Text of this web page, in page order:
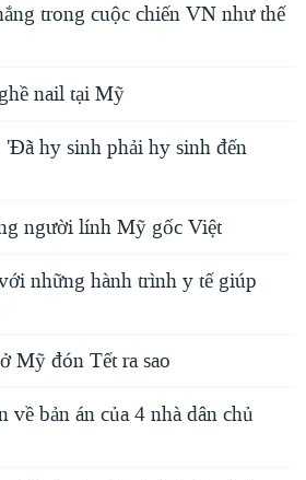
trong cuộc chiến VN như thế
nail tại Mỹ
hy sinh phải hy sinh đến
người lính Mỹ gốc Việt
những hành trình y tế giúp
Mỹ đón Tết ra sao
về bản án của 4 nhà dân chủ